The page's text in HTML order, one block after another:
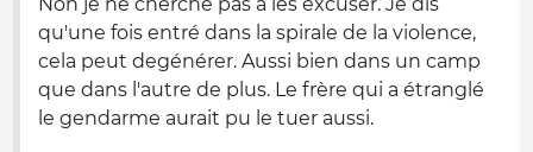
qu'une fois entré dans la spirale de la violence,
cela peut degénérer. Aussi bien dans un camp
que dans l'autre de plus. Le frère qui a étranglé
le gendarme aurait pu le tuer aussi.